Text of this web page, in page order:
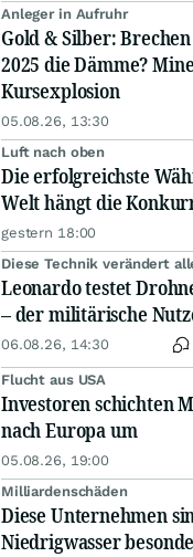
Anleger in Aufruhr
Gold & Silber:
2025 die Dämme?
Kursexplosion
05.08.26, 13:30
Luft nach oben
Die erfolgreichste
Welt hängt die
gestern 18:00
Diese Technik verändert
Leonardo testet
– der militärische
06.08.26, 14:30
Flucht aus USA
Investoren schichten
nach Europa um
05.08.26, 19:00
Milliardenschäden
Diese Unternehmen
Niedrigwasser